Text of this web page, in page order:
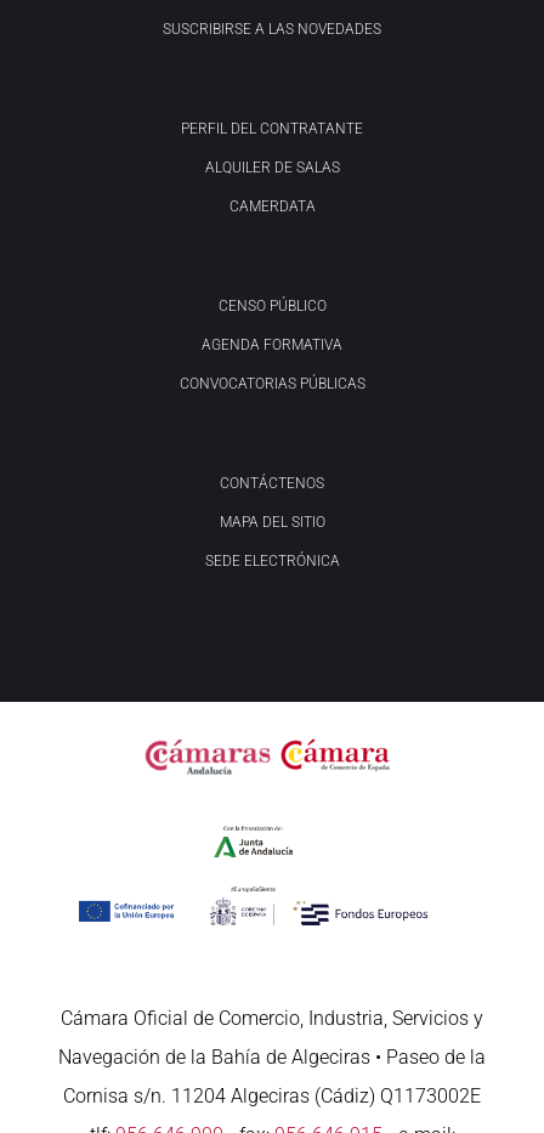
SUSCRIBIRSE A LAS NOVEDADES
PERFIL DEL CONTRATANTE
ALQUILER DE SALAS
CAMERDATA
CENSO PÚBLICO
AGENDA FORMATIVA
CONVOCATORIAS PÚBLICAS
CONTÁCTENOS
MAPA DEL SITIO
SEDE ELECTRÓNICA
Cámara Oficial de Comercio, Industria, Servicios y
Navegación de la Bahía de Algeciras • Paseo de la
Cornisa s/n. 11204 Algeciras (Cádiz) Q1173002E